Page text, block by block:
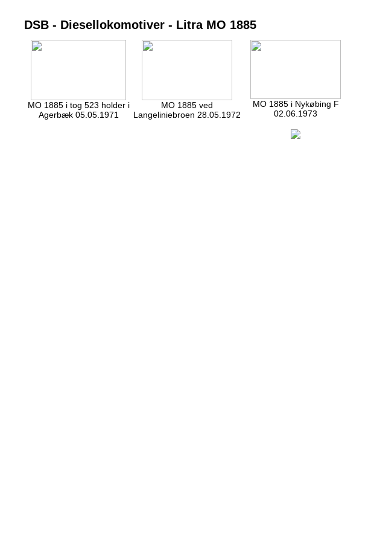
DSB - Diesellokomotiver - Litra MO 1885
MO 1885 i tog 523 holder i
Agerbæk 05.05.1971
MO 1885 ved
Langeliniebroen 28.05.1972
MO 1885 i Nykøbing F
02.06.1973